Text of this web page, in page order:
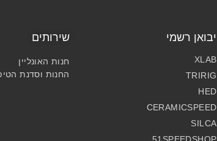
יבואן רשמי
XLAB
TRIRIG
HED
CERAMICSPEED
SILCA
שירותים
חנות האונליין
החנות וסדנת